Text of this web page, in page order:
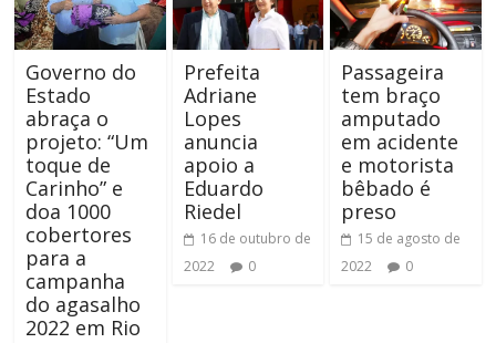
Governo do
Estado
abraça o
projeto: “Um
toque de
Carinho” e
doa 1000
cobertores
para a
campanha
do agasalho
2022 em Rio
Prefeita
Adriane
Lopes
anuncia
apoio a
Eduardo
Riedel
16 de outubro de
2022
0
Passageira
tem braço
amputado
em acidente
e motorista
bêbado é
preso
15 de agosto de
2022
0